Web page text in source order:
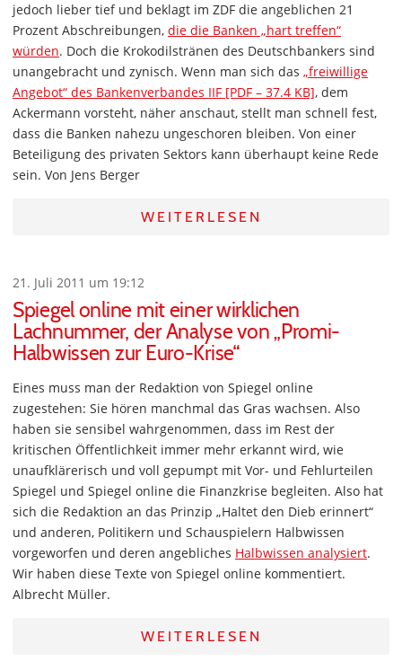
jedoch lieber tief und beklagt im ZDF die angeblichen 21
Prozent Abschreibungen, die die Banken „hart treffen“
würden. Doch die Krokodilstränen des Deutschbankers sind
unangebracht und zynisch. Wenn man sich das „freiwillige
Angebot“ des Bankenverbandes IIF [PDF – 37.4 KB], dem
Ackermann vorsteht, näher anschaut, stellt man schnell fest,
dass die Banken nahezu ungeschoren bleiben. Von einer
Beteiligung des privaten Sektors kann überhaupt keine Rede
sein. Von Jens Berger
WEITERLESEN
21. Juli 2011 um 19:12
Spiegel online mit einer wirklichen
Lachnummer, der Analyse von „Promi-
Halbwissen zur Euro-Krise“
Eines muss man der Redaktion von Spiegel online
zugestehen: Sie hören manchmal das Gras wachsen. Also
haben sie sensibel wahrgenommen, dass im Rest der
kritischen Öffentlichkeit immer mehr erkannt wird, wie
unaufklärerisch und voll gepumpt mit Vor- und Fehlurteilen
Spiegel und Spiegel online die Finanzkrise begleiten. Also hat
sich die Redaktion an das Prinzip „Haltet den Dieb erinnert“
und anderen, Politikern und Schauspielern Halbwissen
vorgeworfen und deren angebliches Halbwissen analysiert.
Wir haben diese Texte von Spiegel online kommentiert.
Albrecht Müller.
WEITERLESEN